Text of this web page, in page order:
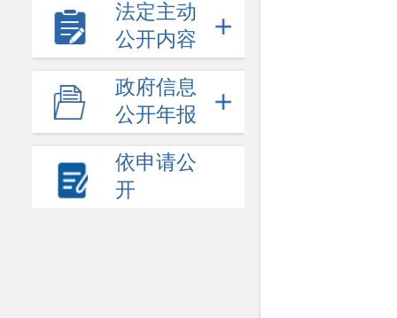
法定主动
公开内容
政府信息
公开年报
依申请公
开